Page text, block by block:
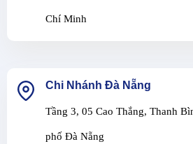
Chí Minh
Chi Nhánh Đà Nẵng
Tầng 3, 05 Cao Thắng, Thanh
phố Đà Nẵng